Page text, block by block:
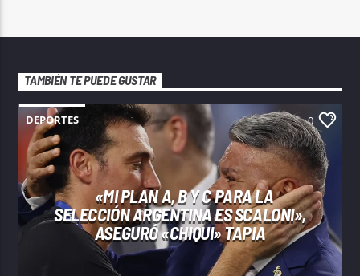
TAMBIÉN TE PUEDE GUSTAR
DEPORTES 0
«MI PLAN A, B Y C PARA LA
SELECCIÓN ARGENTINA ES SCALONI»,
ASEGURÓ «CHIQUI» TAPIA